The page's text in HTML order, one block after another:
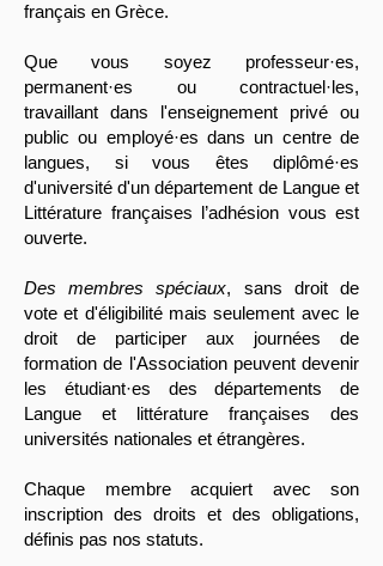
français en Grèce.
Que vous soyez professeur·es,
permanent·es ou contractuel·les,
travaillant dans l'enseignement privé ou
public ou employé·es dans un centre de
langues, si vous êtes diplômé·es
d'université d'un département de Langue et
Littérature françaises l’adhésion vous est
ouverte.
Des membres spéciaux, sans droit de
vote et d'éligibilité mais seulement avec le
droit de participer aux journées de
formation de l'Association peuvent devenir
les étudiant·es des départements de
Langue et littérature françaises des
universités nationales et étrangères.
Chaque membre acquiert avec son
inscription des droits et des obligations,
définis pas nos statuts.